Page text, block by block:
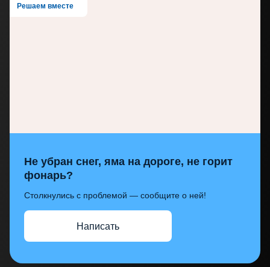
Решаем вместе
Не убран снег, яма на дороге, не горит
фонарь?
Столкнулись с проблемой — сообщите о ней!
Написать